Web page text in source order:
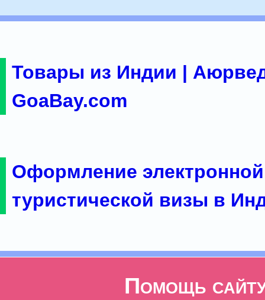
Товары из Индии |
GoaBay.com
Оформление электронной
туристической визы в
Помощь